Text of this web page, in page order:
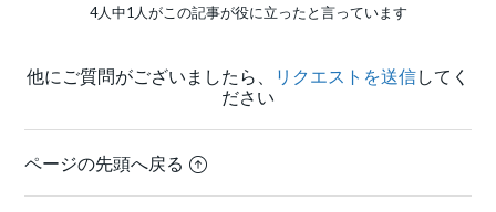
4人中1人がこの記事が役に立ったと言っています
他にご質問がございましたら、 リクエストを送信してく
ださい
ページの先頭へ戻る